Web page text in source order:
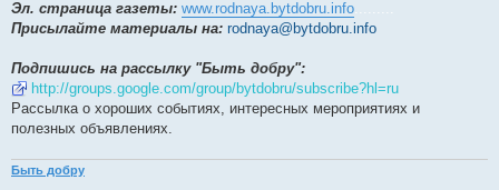
Эл. страница газеты: www.rodnaya.bytdobru.info.........
Присылайте материалы на: rodnaya@bytdobru.info
Подпишись на рассылку "Быть добру":
http://groups.google.com/group/bytdobru/subscribe?hl=ru
Рассылка о хороших событиях, интересных мероприятиях и
полезных объявлениях.
Быть добру